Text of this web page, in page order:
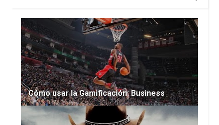
Cómo usar la Gamificación: Business